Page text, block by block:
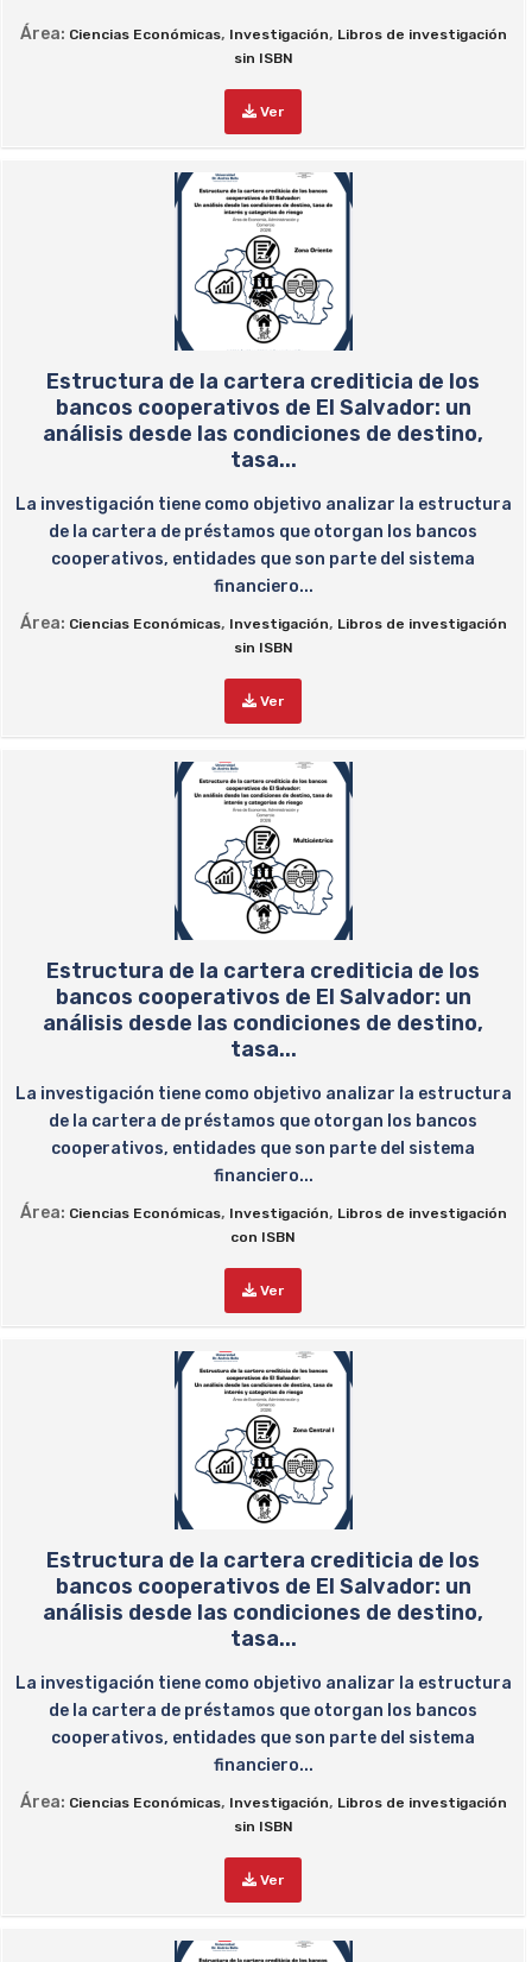
Área: Ciencias Económicas, Investigación, Libros de investigación
sin ISBN
Ver
Estructura de la cartera crediticia de los
bancos cooperativos de El Salvador: un
análisis desde las condiciones de destino,
tasa...
La investigación tiene como objetivo analizar la estructura
de la cartera de préstamos que otorgan los bancos
cooperativos, entidades que son parte del sistema
financiero...
Área: Ciencias Económicas, Investigación, Libros de investigación
sin ISBN
Ver
Estructura de la cartera crediticia de los
bancos cooperativos de El Salvador: un
análisis desde las condiciones de destino,
tasa...
La investigación tiene como objetivo analizar la estructura
de la cartera de préstamos que otorgan los bancos
cooperativos, entidades que son parte del sistema
financiero...
Área: Ciencias Económicas, Investigación, Libros de investigación
con ISBN
Ver
Estructura de la cartera crediticia de los
bancos cooperativos de El Salvador: un
análisis desde las condiciones de destino,
tasa...
La investigación tiene como objetivo analizar la estructura
de la cartera de préstamos que otorgan los bancos
cooperativos, entidades que son parte del sistema
financiero...
Área: Ciencias Económicas, Investigación, Libros de investigación
sin ISBN
Ver